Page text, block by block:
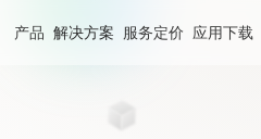
产品 解决方案 服务定价 应用下载